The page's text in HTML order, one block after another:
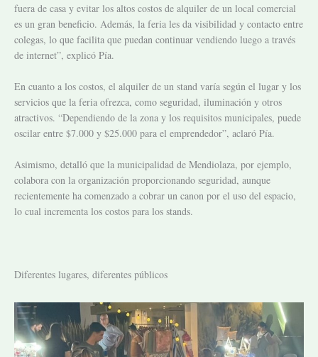
fuera de casa y evitar los altos costos de alquiler de un local comercial
es un gran beneficio. Además, la feria les da visibilidad y contacto entre
colegas, lo que facilita que puedan continuar vendiendo luego a través
de internet”, explicó Pía.
En cuanto a los costos, el alquiler de un stand varía según el lugar y los
servicios que la feria ofrezca, como seguridad, iluminación y otros
atractivos. “Dependiendo de la zona y los requisitos municipales, puede
oscilar entre $7.000 y $25.000 para el emprendedor”, aclaró Pía.
Asimismo, detalló que la municipalidad de Mendiolaza, por ejemplo,
colabora con la organización proporcionando seguridad, aunque
recientemente ha comenzado a cobrar un canon por el uso del espacio,
lo cual incrementa los costos para los stands.
Diferentes lugares, diferentes públicos